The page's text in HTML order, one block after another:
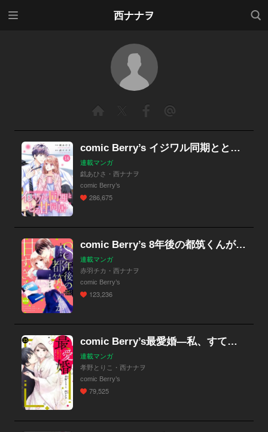
西ナナヲ
検索
comic Berry’s イジワル同期ととろ甘同居（分冊版）
連載マンガ
戯あひさ・西ナナヲ
comic Berry’s
286,675
comic Berry’s 8年後の都筑くんが甘すぎる（分冊版）
連載マンガ
赤羽チカ・西ナナヲ
comic Berry’s
123,236
comic Berry’s最愛婚―私、すてきな旦那さまに出会いました―
連載マンガ
孝野とりこ・西ナナヲ
comic Berry’s
79,525